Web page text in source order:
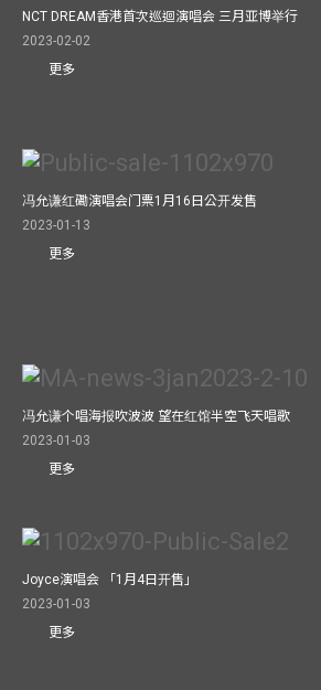
NCT DREAM香港首次巡迴演唱会 三月亚博举行
2023-02-02
更多
冯允谦红磡演唱会门票1月16日公开发售
2023-01-13
更多
冯允谦个唱海报吹波波 望在红馆半空飞天唱歌
2023-01-03
更多
Joyce演唱会 「1月4日开售」
2023-01-03
更多